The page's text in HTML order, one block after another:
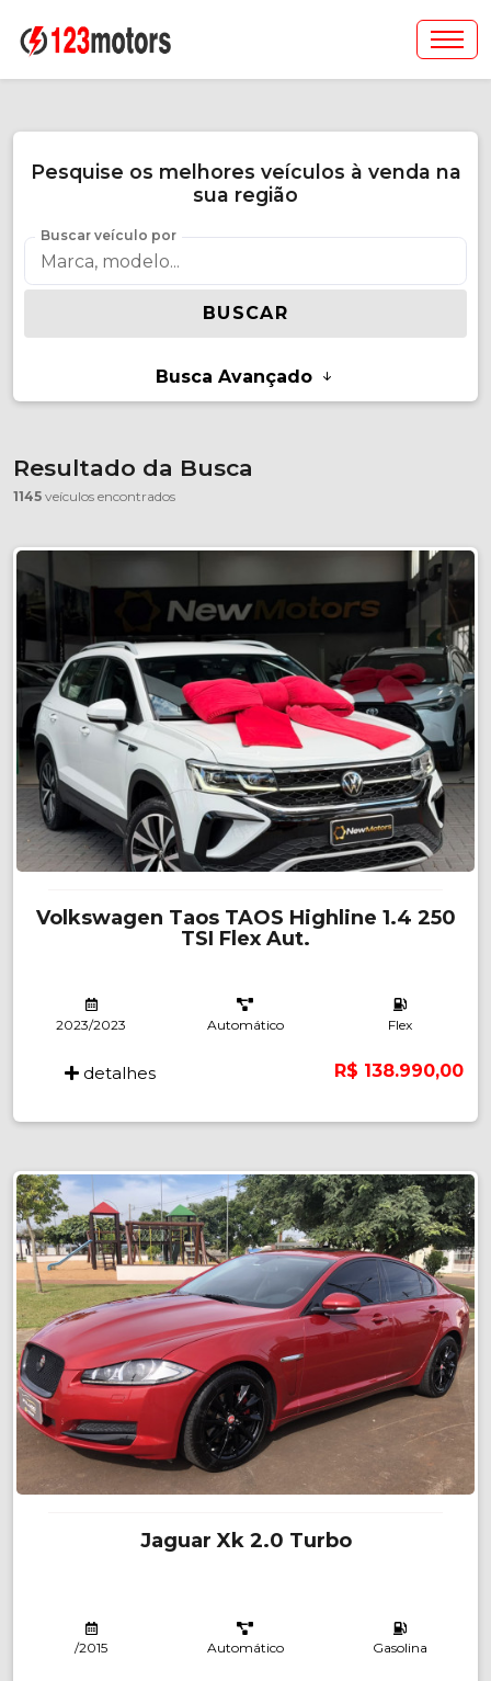
Pesquise os melhores veículos à venda na
sua região
Buscar veículo por
BUSCAR
Busca Avançado
Resultado da Busca
1145 veículos encontrados
Volkswagen Taos TAOS Highline 1.4 250
TSI Flex Aut.
2023/2023 Automático Flex
detalhes R$ 138.990,00
Jaguar Xk 2.0 Turbo
/2015 Automático Gasolina